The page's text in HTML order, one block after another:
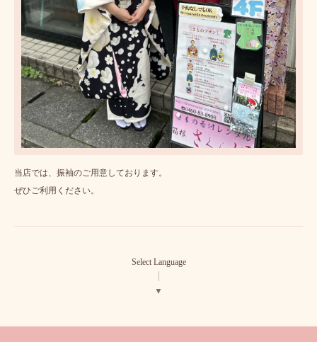
当店では、振袖のご用意しております。
ぜひご利用ください。
Select Language
▼